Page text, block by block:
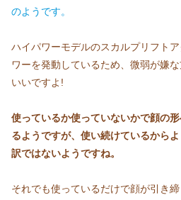
のようです。
ハイパワーモデルのスカルプリフト
ワーを発動しているため、微弱が嫌
いいですよ!
使っているか使っていないかで顔の
るようですが、使い続けているから
訳ではないようですね。
それでも使っているだけで顔が引き